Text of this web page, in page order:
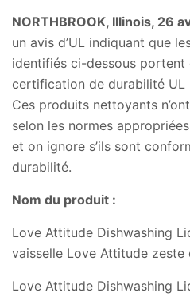
NORTHBROOK, Illinois, 26
un avis d’UL indiquant que
identifiés ci-dessous portent
certification de durabilité UL
Ces produits nettoyants
selon les normes
et on ignore s’ils sont
durabilité.
Nom du produit :
Love Attitude Dishwashing
vaisselle Love Attitude zeste
Love Attitude Dishwashing